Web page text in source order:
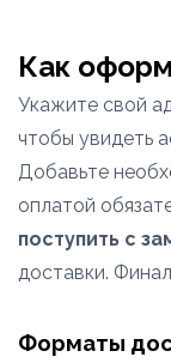
Как
Укажите свой
чтобы увидеть
Добавьте
оплатой
поступить с
доставки.
Форматы